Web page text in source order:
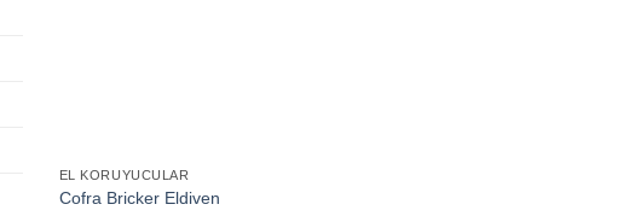
EL KORUYUCULAR
Cofra Bricker Eldiven